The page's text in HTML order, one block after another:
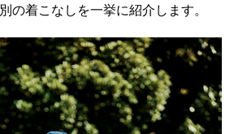
の着こなしを一挙に紹介します。